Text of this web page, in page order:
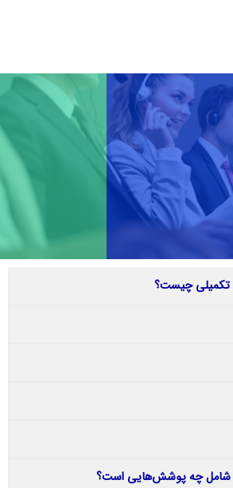
تکمیلی چیست؟
شامل چه پوشش‌هایی است؟